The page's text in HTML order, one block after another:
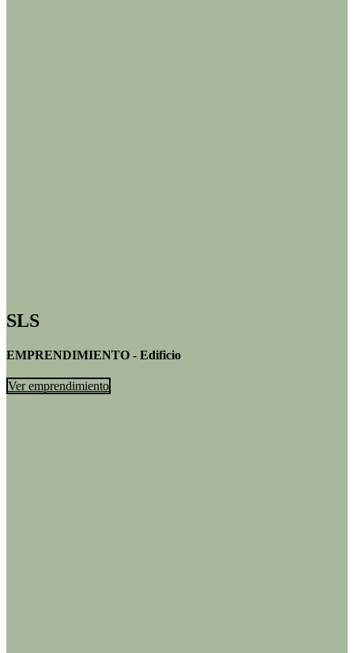
SLS
EMPRENDIMIENTO - Edificio
Ver emprendimiento